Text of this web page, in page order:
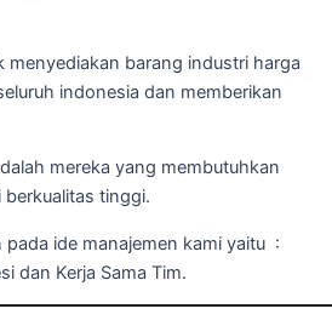
menyediakan barang industri harga
indonesia dan memberikan
mereka yang membutuhkan
tinggi.
pada ide manajemen kami yaitu :
dan Kerja Sama Tim.